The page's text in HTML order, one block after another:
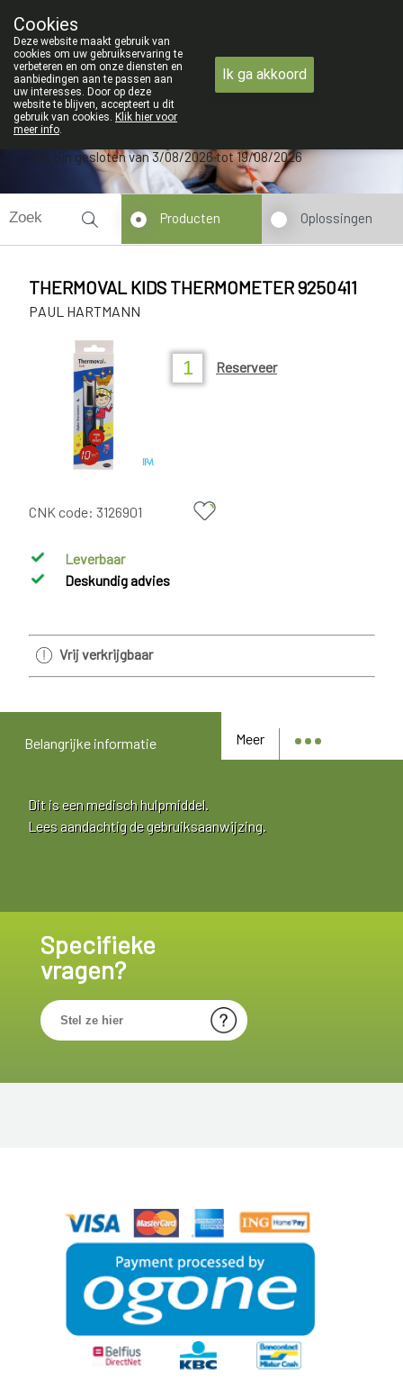
09 228 32 36
Wij zijn gesloten van 3/08/2026 tot 19/08/2026
Producten Oplossingen
THERMOVAL KIDS THERMOMETER 9250411
PAUL HARTMANN
Reserveer
CNK code: 3126901
Leverbaar
Deskundig advies
Vrij verkrijgbaar
Meer
Belangrijke informatie
Dit is een medisch hulpmiddel.
Lees aandachtig de gebruiksaanwijzing.
Specifieke
vragen?
Cookies
Deze website maakt gebruik van
cookies om uw gebruikservaring te
verbeteren en om onze diensten en
aanbiedingen aan te passen aan
uw interesses. Door op deze
website te blijven, accepteert u dit
gebruik van cookies. Klik hier voor
meer info.
Ik ga akkoord